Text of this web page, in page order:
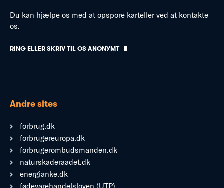
Du kan hjælpe os med at opspore karteller ved at kontakte
os.
RING ELLER SKRIV TIL OS ANONYMT
Andre sites
forbrug.dk
forbrugereuropa.dk
forbrugerombudsmanden.dk
naturskaderaadet.dk
energianke.dk